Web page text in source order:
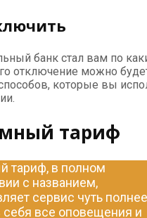
банк стал вам по
отключение можно
которые вы
тариф
тариф, в полном
с названием,
сервис чуть
себя все оповещения и